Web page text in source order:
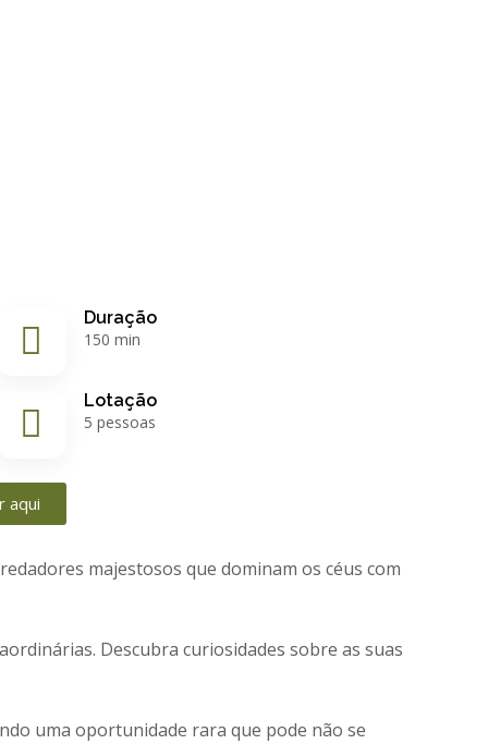
Duração
150 min
Lotação
5 pessoas
aqui
majestosos que dominam os céus com
Descubra curiosidades sobre as suas
uma oportunidade rara que pode não se